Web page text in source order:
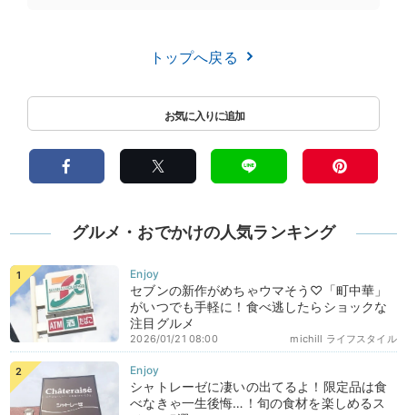
トップへ戻る
グルメ・おでかけの人気ランキング
セブンの新作がめちゃウマそう♡「町中華」
がいつでも手軽に！食べ逃したらショックな
注目グルメ
michill ライフスタイル
2026/01/21 08:00
シャトレーゼに凄いの出てるよ！限定品は食
べなきゃ一生後悔…！旬の食材を楽しめるス